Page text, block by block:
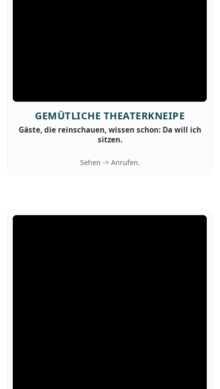
GEMÜTLICHE THEATERKNEIPE
Gäste, die reinschauen, wissen schon: Da will ich
sitzen.
Sehen -> Anrufen.